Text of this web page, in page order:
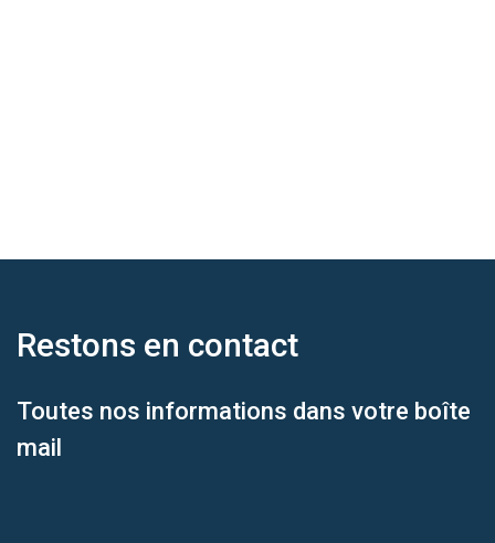
Restons en contact
Toutes nos informations dans votre boîte
mail